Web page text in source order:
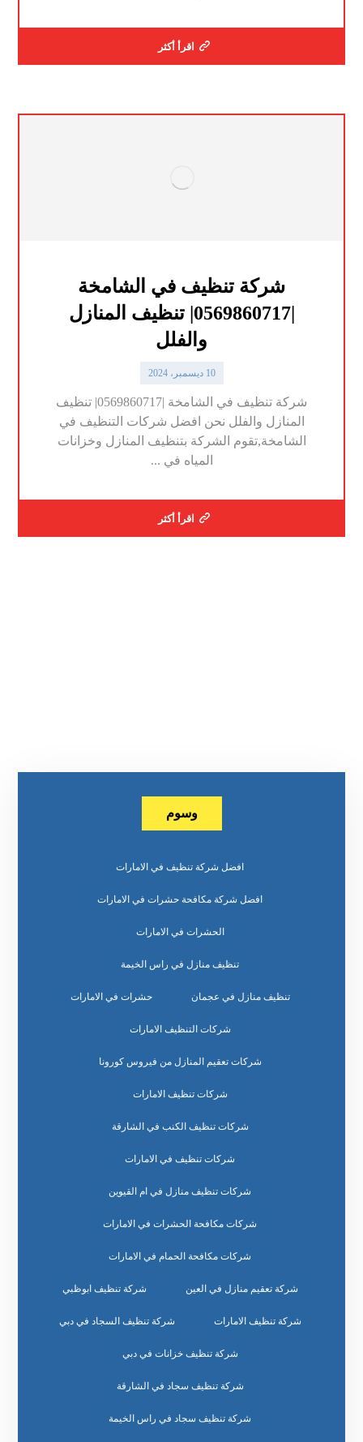
اقرأ أكثر
شركة تنظيف في الشامخة
|0569860717| تنظيف المنازل
والفلل
10 ديسمبر، 2024
شركة تنظيف في الشامخة |0569860717| تنظيف
المنازل والفلل نحن افضل شركات التنظيف في
الشامخة,تقوم الشركة بتنظيف المنازل وخزانات
المياه في ...
اقرأ أكثر
وسوم
افضل شركة تنظيف في الامارات
افضل شركة مكافحة حشرات في الامارات
الحشرات في الامارات
تنظيف منازل في راس الخيمة
تنظيف منازل في عجمان حشرات في الامارات
شركات التنظيف الامارات
شركات تعقيم المنازل من فيروس كورونا
شركات تنظيف الامارات
شركات تنظيف الكنب في الشارقة
شركات تنظيف في الامارات
شركات تنظيف منازل في ام القيوين
شركات مكافحة الحشرات في الامارات
شركات مكافحة الحمام في الامارات
شركة تعقيم منازل في العين شركة تنظيف ابوظبي
شركة تنظيف الامارات شركة تنظيف السجاد في دبي
شركة تنظيف خزانات في دبي
شركة تنظيف سجاد في الشارقة
شركة تنظيف سجاد في راس الخيمة